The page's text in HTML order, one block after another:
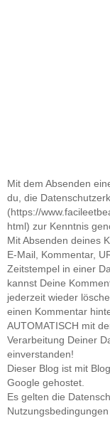
Mit dem Absenden
du, die
(https://
html) zur Kenntnis
Mit Absenden deines
E-Mail, Kommentar,
Zeitstempel in einer
kannst Deine
jederzeit wieder
einen Kommentar
AUTOMATISCH mit
Verarbeitung Deiner
einverstanden!
Dieser Blog ist mit
Google gehostet.
Es gelten die